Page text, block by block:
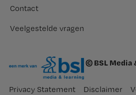
Contact
Veelgestelde vragen
© BSL Media
Privacy Statement Disclaimer